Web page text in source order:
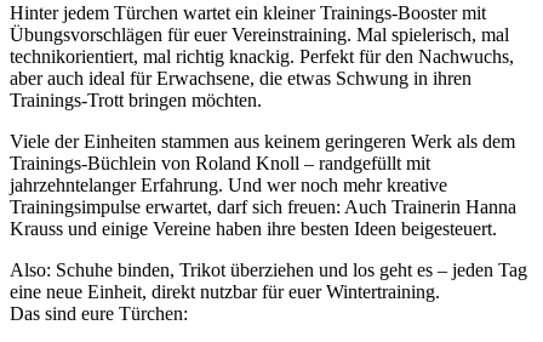
Hinter jedem Türchen wartet ein kleiner Trainings-Booster mit
Übungsvorschlägen für euer Vereinstraining. Mal spielerisch, mal
technikorientiert, mal richtig knackig. Perfekt für den Nachwuchs,
aber auch ideal für Erwachsene, die etwas Schwung in ihren
Trainings-Trott bringen möchten.
Viele der Einheiten stammen aus keinem geringeren Werk als dem
Trainings-Büchlein von Roland Knoll – randgefüllt mit
jahrzehntelanger Erfahrung. Und wer noch mehr kreative
Trainingsimpulse erwartet, darf sich freuen: Auch Trainerin Hanna
Krauss und einige Vereine haben ihre besten Ideen beigesteuert.
Also: Schuhe binden, Trikot überziehen und los geht es – jeden Tag
eine neue Einheit, direkt nutzbar für euer Wintertraining.
Das sind eure Türchen: